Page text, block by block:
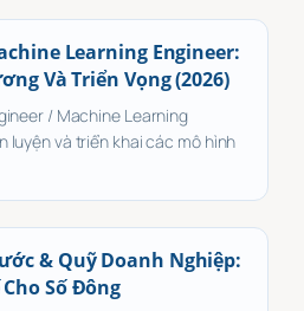
Learning Engineer:
Và Triển Vọng (2026)
/ Machine Learning
luyện và triển khai các mô hình
& Quỹ Doanh Nghiệp:
Số Đông